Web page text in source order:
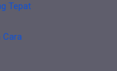
Tepat
Cara